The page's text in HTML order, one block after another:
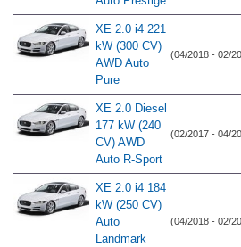
XE 2.0 i4 221
kW (300 CV)
AWD Auto
Pure
(04/2018 - 02/
XE 2.0 Diesel
177 kW (240
CV) AWD
Auto R-Sport
(02/2017 - 04/
XE 2.0 i4 184
kW (250 CV)
Auto
Landmark
(04/2018 - 02/